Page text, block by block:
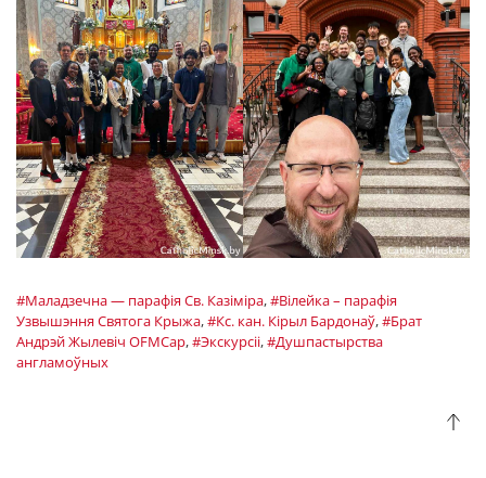
#Маладзечна — парафія Св. Казіміра,#Вілейка – парафія
Узвышэння Святога Крыжа,#Кс. кан. Кірыл Бардонаў,#Брат
Андрэй Жылевіч OFMCap,#Экскурсіі,#Душпастырства
англамоўных